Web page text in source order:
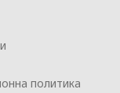
политика